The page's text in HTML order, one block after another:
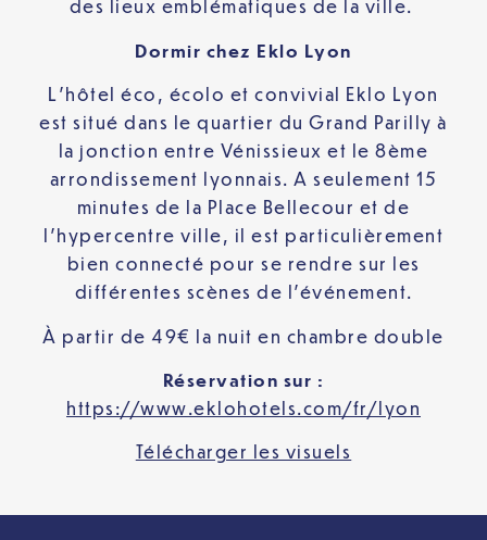
des lieux emblématiques de la ville.
Dormir chez Eklo Lyon
L’hôtel éco, écolo et convivial Eklo Lyon
est situé dans le quartier du Grand Parilly à
la jonction entre Vénissieux et le 8ème
arrondissement lyonnais. A seulement 15
minutes de la Place Bellecour et de
l’hypercentre ville, il est particulièrement
bien connecté pour se rendre sur les
différentes scènes de l’événement.
À partir de 49€ la nuit en chambre double
Réservation sur :
https://www.eklohotels.com/fr/lyon
Télécharger les visuels